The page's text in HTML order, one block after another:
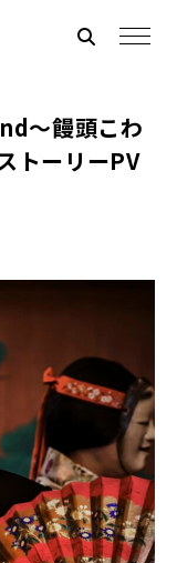
〜饅頭こわ
トーリーPV